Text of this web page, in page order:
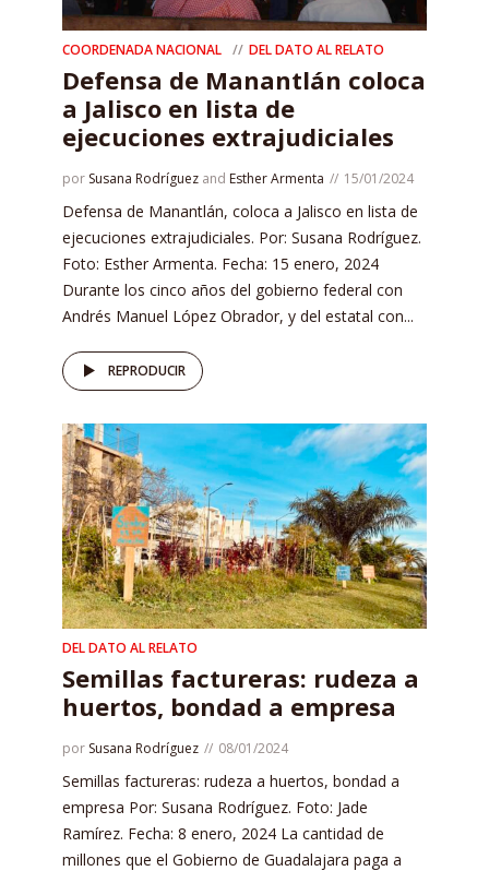
COORDENADA NACIONAL DEL DATO AL RELATO
Defensa de Manantlán coloca
a Jalisco en lista de
ejecuciones extrajudiciales
por Susana Rodríguez and Esther Armenta 15/01/2024
Defensa de Manantlán, coloca a Jalisco en lista de
ejecuciones extrajudiciales. Por: Susana Rodríguez.
Foto: Esther Armenta. Fecha: 15 enero, 2024
Durante los cinco años del gobierno federal con
Andrés Manuel López Obrador, y del estatal con...
REPRODUCIR
DEL DATO AL RELATO
Semillas factureras: rudeza a
huertos, bondad a empresa
por Susana Rodríguez 08/01/2024
Semillas factureras: rudeza a huertos, bondad a
empresa Por: Susana Rodríguez. Foto: Jade
Ramírez. Fecha: 8 enero, 2024 La cantidad de
millones que el Gobierno de Guadalajara paga a